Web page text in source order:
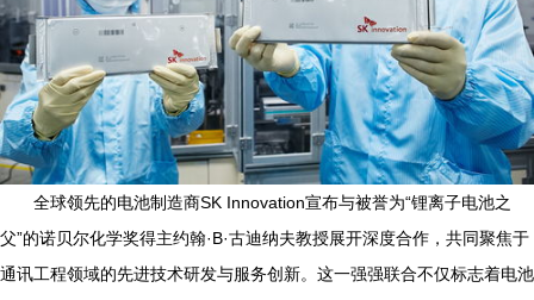
全球领先的电池制造商SK Innovation宣布与被誉为“锂离子电池之
父”的诺贝尔化学奖得主约翰·B·古迪纳夫教授展开深度合作，共同聚焦于
通讯工程领域的先进技术研发与服务创新。这一强强联合不仅标志着电池